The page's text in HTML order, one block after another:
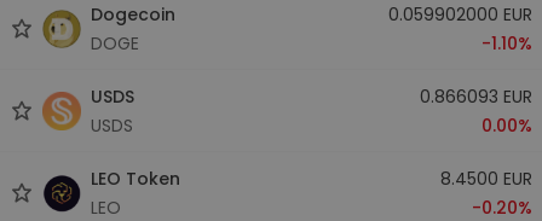
Dogecoin
DOGE
0.059902000 EUR
-1.10%
USDS
USDS
0.866093 EUR
0.00%
LEO Token
LEO
8.4500 EUR
-0.20%